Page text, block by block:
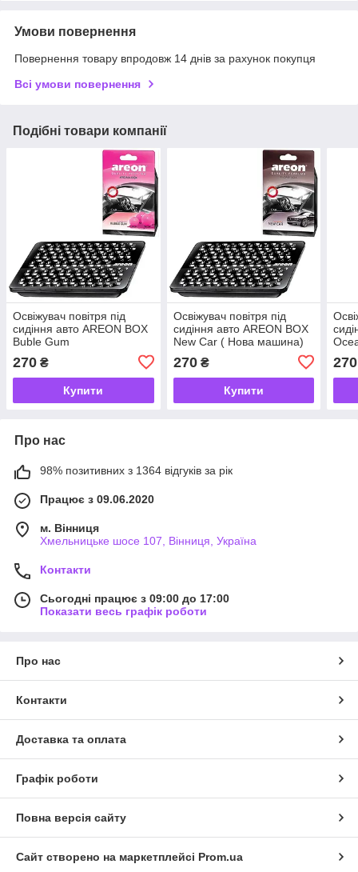
Умови повернення
Повернення товару впродовж 14 днів за рахунок покупця
Всі умови повернення
Подібні товари компанії
Освіжувач повітря під
сидіння авто AREON BOX
Buble Gum
270 ₴
Купити
Освіжувач повітря під
сидіння авто AREON BOX
New Car ( Нова машина)
270₴
Купити
270
Про нас
98% позитивних з 1364 відгуків за рік
Працює з 09.06.2020
м. Вінниця
Хмельницьке шосе 107, Вінниця, Україна
Контакти
Сьогодні працює з 09:00 до 17:00
Показати весь графік роботи
Про нас
Контакти
Доставка та оплата
Графік роботи
Повна версія сайту
Сайт створено на маркетплейсі Prom.ua